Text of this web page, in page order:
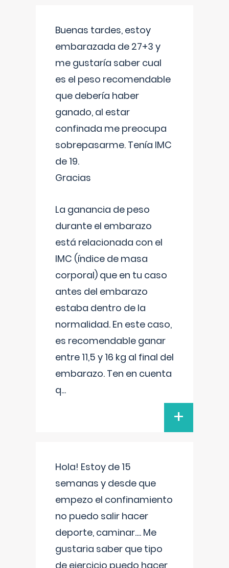
Buenas tardes, estoy
embarazada de 27+3 y
me gustaría saber cual
es el peso recomendable
que debería haber
ganado, al estar
confinada me preocupa
sobrepasarme. Tenía IMC
de 19.
Gracias
La ganancia de peso
durante el embarazo
está relacionada con el
IMC (índice de masa
corporal) que en tu caso
antes del embarazo
estaba dentro de la
normalidad. En este caso,
es recomendable ganar
entre 11,5 y 16 kg al final del
embarazo. Ten en cuenta
q...
+
Hola! Estoy de 15
semanas y desde que
empezo el confinamiento
no puedo salir hacer
deporte, caminar.... Me
gustaria saber que tipo
de ejercicio puedo hacer